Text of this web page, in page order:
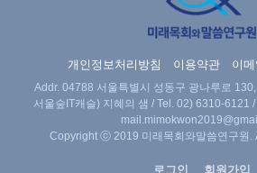
개인정보처리방침 이용약관 이
Addr. 04788 서울특별시 성동구 광나루로
서울숲IT캐슬) 지혜의 샘 / Tel. 02) 6310-6121 /
mail.
Copyright ⓒ 2019 미래목회와말씀연구원.
로그인 회원가입